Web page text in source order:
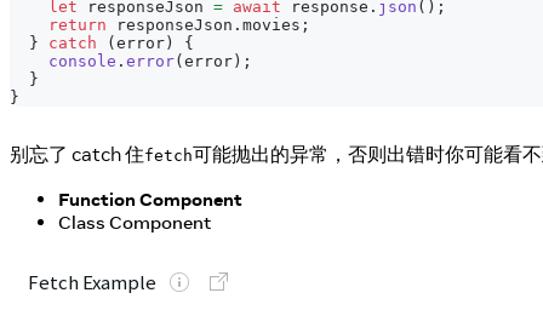
let responseJson = await response . json ( ) ;
return responseJson . movies ;
}
catch ( error )
{
console . error( error ) ;
}
}
别忘了 catch 住fetch可能抛出的异常，否则出错时你可能看
Function Component
Class Component